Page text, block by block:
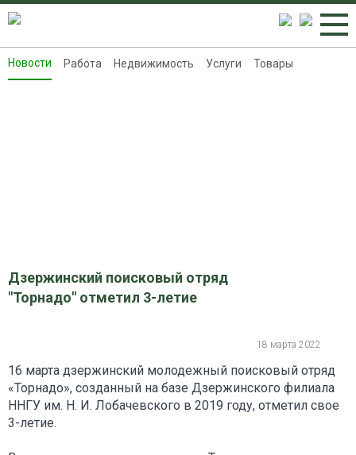
Новости
Новости Работа Недвижимость Услуги Товары
Дзержинский поисковый отряд
"Торнадо" отметил 3-летие
18 марта 2022
16 марта дзержинский молодежный поисковый отряд
«Торнадо», созданный на базе Дзержинского филиала
ННГУ им. Н. И. Лобачевского в 2019 году, отметил свое
3-летие.